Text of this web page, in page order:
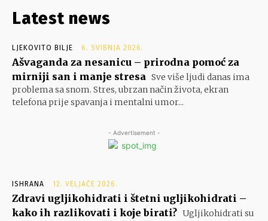
Latest news
LJEKOVITO BILJE 6. SVIBNJA 2026.
Ašvaganda za nesanicu – prirodna pomoć za
mirniji san i manje stresa Sve više ljudi danas ima
problema sa snom. Stres, ubrzan način života, ekran
telefona prije spavanja i mentalni umor...
- Advertisement -
ISHRANA 12. VELJAČE 2026.
Zdravi ugljikohidrati i štetni ugljikohidrati –
kako ih razlikovati i koje birati? Ugljikohidrati su